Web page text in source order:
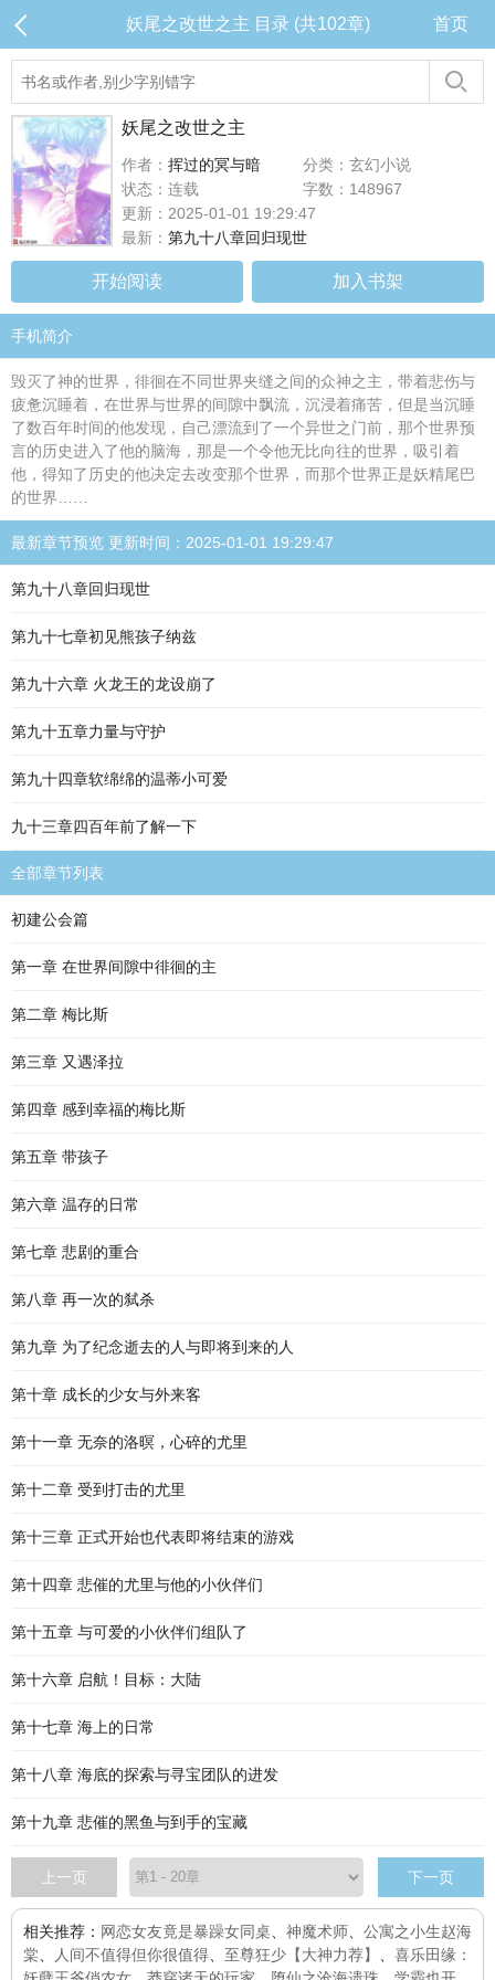
妖尾之改世之主 目录 (共102章) 首页
妖尾之改世之主
作者： 挥过的冥与暗
分类：玄幻小说
状态：连载
字数：148967
更新：2025-01-01 19:29:47
最新： 第九十八章回归现世
开始阅读 加入书架
手机简介
毁灭了神的世界，徘徊在不同世界夹缝之间的众神之主，带着悲伤与
疲惫沉睡着，在世界与世界的间隙中飘流，沉浸着痛苦，但是当沉睡
了数百年时间的他发现，自己漂流到了一个异世之门前，那个世界预
言的历史进入了他的脑海，那是一个令他无比向往的世界，吸引着
他，得知了历史的他决定去改变那个世界，而那个世界正是妖精尾巴
的世界……
最新章节预览 更新时间：2025-01-01 19:29:47
第九十八章回归现世
第九十七章初见熊孩子纳兹
第九十六章 火龙王的龙设崩了
第九十五章力量与守护
第九十四章软绵绵的温蒂小可爱
九十三章四百年前了解一下
全部章节列表
初建公会篇
第一章 在世界间隙中徘徊的主
第二章 梅比斯
第三章 又遇泽拉
第四章 感到幸福的梅比斯
第五章 带孩子
第六章 温存的日常
第七章 悲剧的重合
第八章 再一次的弑杀
第九章 为了纪念逝去的人与即将到来的人
第十章 成长的少女与外来客
第十一章 无奈的洛暝，心碎的尤里
第十二章 受到打击的尤里
第十三章 正式开始也代表即将结束的游戏
第十四章 悲催的尤里与他的小伙伴们
第十五章 与可爱的小伙伴们组队了
第十六章 启航！目标：大陆
第十七章 海上的日常
第十八章 海底的探索与寻宝团队的进发
第十九章 悲催的黑鱼与到手的宝藏
上一页 下一页
相关推荐： 网恋女友竟是暴躁女同桌 神魔术师
公寓之小生赵海
棠
人间不值得但你很值得 至尊狂少【大神力荐】
喜乐田缘：